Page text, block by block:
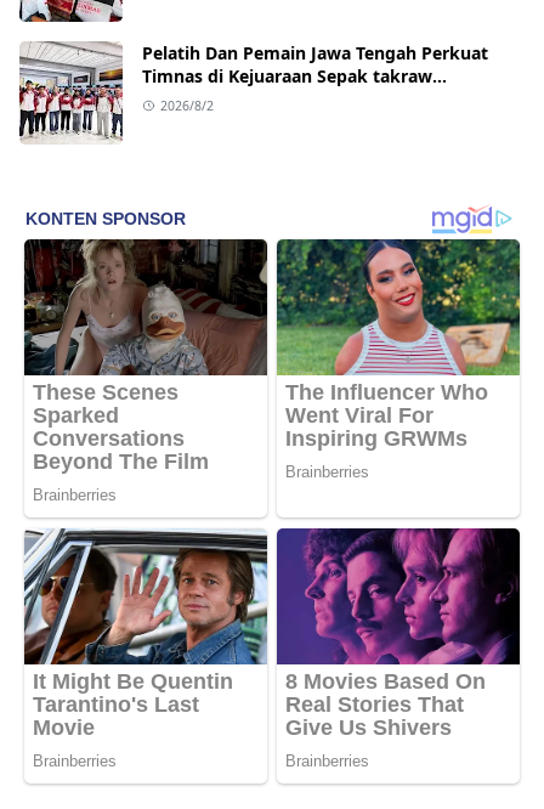
Pelatih Dan Pemain Jawa Tengah Perkuat
Timnas di Kejuaraan Sepak takraw
Internasional
2026/8/2